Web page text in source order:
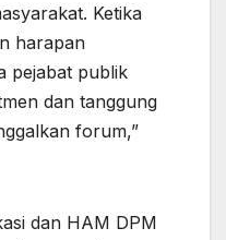
Ketika
harapan
pejabat publik
dan tanggung
forum,”
dan HAM DPM